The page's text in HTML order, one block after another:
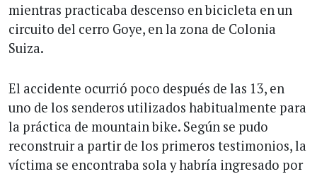
mientras practicaba descenso en bicicleta en un
circuito del cerro Goye, en la zona de Colonia
Suiza.
El accidente ocurrió poco después de las 13, en
uno de los senderos utilizados habitualmente para
la práctica de mountain bike. Según se pudo
reconstruir a partir de los primeros testimonios, la
víctima se encontraba sola y habría ingresado por